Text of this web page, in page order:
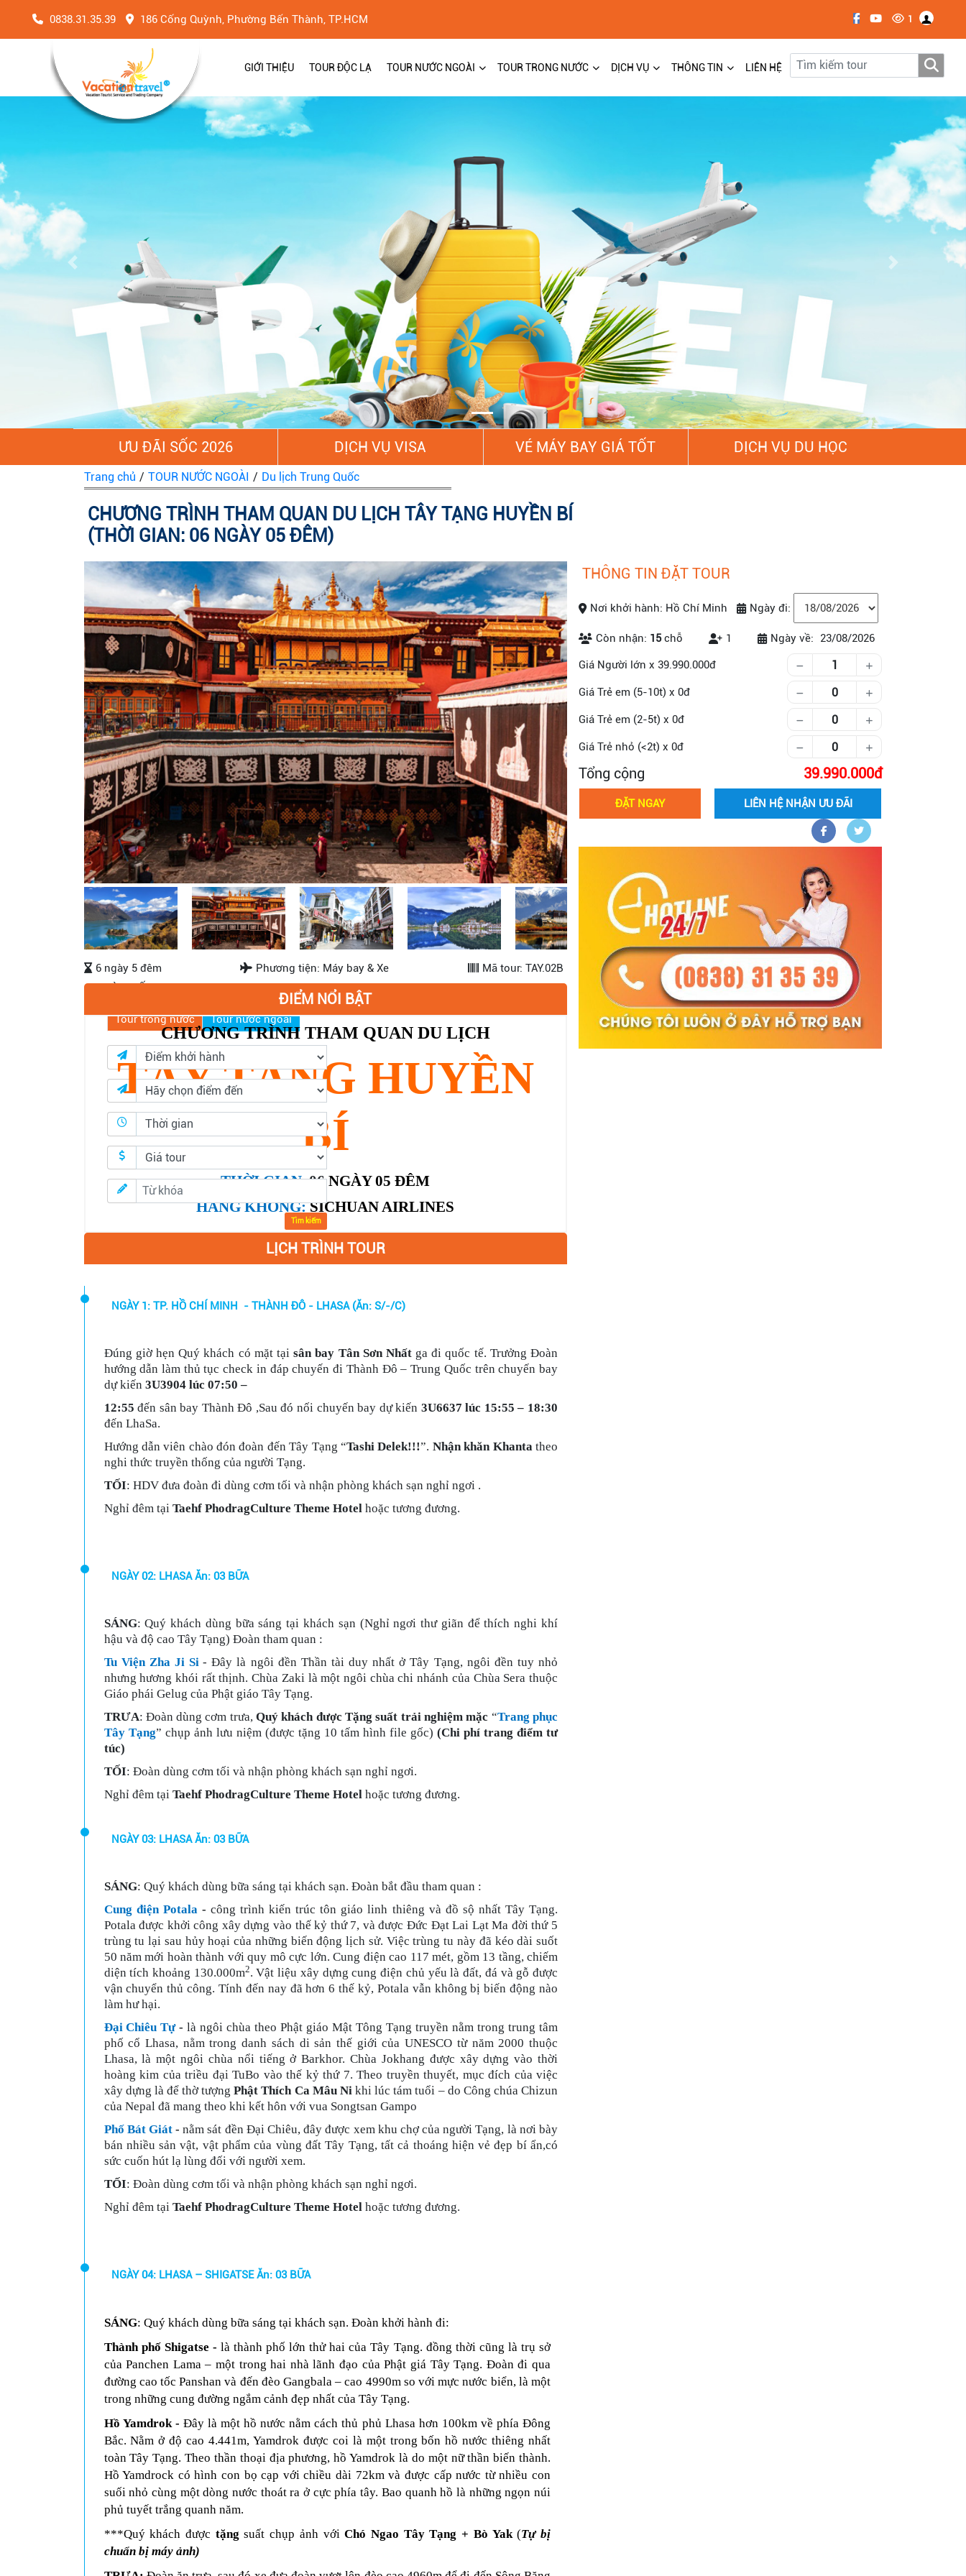
0838.31.35.39 186 Cống Quỳnh, Phường Bến Thành, TP.HCM 1
GIỚI THIỆU TOUR ĐỘC LẠ TOUR NƯỚC NGOÀI TOUR TRONG NƯỚC DỊCH VỤ THÔNG TIN LIÊN HỆ
Previous Next
Tour trong nước Tour nước ngoài
Tìm kiếm
ƯU ĐÃI SỐC 2026 DỊCH VỤ VISA VÉ MÁY BAY GIÁ TỐT DỊCH VỤ DU HỌC
Trang chủ / TOUR NƯỚC NGOÀI / Du lịch Trung Quốc
CHƯƠNG TRÌNH THAM QUAN DU LỊCH TÂY TẠNG HUYỀN BÍ
(THỜI GIAN: 06 NGÀY 05 ĐÊM)
6 ngày 5 đêm Phương tiện: Máy bay & Xe Mã tour: TAY.02B
ĐIỂM NỔI BẬT
CHƯƠNG TRÌNH THAM QUAN DU LỊCH
TÂY TẠNG HUYỀN
BÍ
THỜI GIAN:06NGÀY 05 ĐÊM
HÀNG KHÔNG:SICHUAN AIRLINES
LỊCH TRÌNH TOUR
NGÀY 1: TP. HỒ CHÍ MINH - THÀNH ĐÔ - LHASA (Ăn: S/-/C)
Đúng giờ hẹn Quý khách có mặt tạisân bay Tân Sơn Nhấtga đi quốc tế. Trưởng Đoàn
hướng dẫn làm thủ tục check in đáp chuyến đi Thành Đô – Trung Quốc trên chuyến bay
dự kiến 3U3904 lúc 07:50 –
12:55đến sân bay Thành Đô ,Sau đó nối chuyến bay dự kiến 3U6637 lúc 15:55 – 18:30
đến LhaSa.
Hướng dẫn viên chào đón đoàn đến Tây Tạng “Tashi Delek!!!”. Nhận khăn Khantatheo
nghi thức truyền thống của người Tạng.
TỐI: HDV đưa đoàn đi dùng cơm tối và nhận phòng khách sạn nghỉ ngơi .
Nghỉ đêm tại Taehf PhodragCulture Theme Hotelhoặc tương đương.
NGÀY 02: LHASA Ăn: 03 BỮA
SÁNG: Quý khách dùng bữa sáng tại khách sạn (Nghỉ ngơi thư giãn để thích nghi khí
hậu và độ cao Tây Tạng) Đoàn tham quan :
Tu Viện Zha Ji Si - Đây là ngôi đền Thần tài duy nhất ở Tây Tạng, ngôi đền tuy nhỏ
nhưng hương khói rất thịnh. Chùa Zaki là một ngôi chùa chi nhánh của Chùa Sera thuộc
Giáo phái Gelug của Phật giáo Tây Tạng.
TRƯA: Đoàn dùng cơm trưa,Quý khách được Tặng suất trải nghiệm mặc “Trang phục
Tây Tạng” chụp ảnh lưu niệm (được tặng 10 tấm hình file gốc) (Chi phí trang điểm tư
túc)
TỐI: Đoàn dùng cơm tối và nhận phòng khách sạn nghỉ ngơi.
Nghỉ đêm tại Taehf PhodragCulture Theme Hotelhoặc tương đương.
NGÀY 03: LHASA Ăn: 03 BỮA
SÁNG: Quý khách dùng bữa sáng tại khách sạn. Đoàn bắt đầu tham quan :
Cung điện Potala - công trình kiến trúc tôn giáo linh thiêng và đồ sộ nhất Tây Tạng.
Potala được khởi công xây dựng vào thế kỷ thứ 7, và được Đức Đạt Lai Lạt Ma đời thứ 5
trùng tu lại sau hủy hoại của những biến động lịch sử. Việc trùng tu này đã kéo dài suốt
50 năm mới hoàn thành với quy mô cực lớn. Cung điện cao 117 mét, gồm 13 tầng, chiếm
diện tích khoảng 130.000m2. Vật liệu xây dựng cung điện chủ yếu là đất, đá và gỗ được
vận chuyển thủ công. Tính đến nay đã hơn 6 thế kỷ, Potala vẫn không bị biến động nào
làm hư hại.
Đại Chiêu Tự- là ngôi chùa theo Phật giáo Mật Tông Tạng truyền nằm trong trung tâm
phố cổ Lhasa, nằm trong danh sách di sản thế giới của UNESCO từ năm 2000 thuộc
Lhasa, là một ngôi chùa nổi tiếng ở Barkhor. Chùa Jokhang được xây dựng vào thời
hoàng kim của triều đại TuBo vào thế kỷ thứ 7. Theo truyền thuyết, mục đích của việc
xây dựng là để thờ tượngPhật Thích Ca Mâu Nikhi lúc tám tuổi – do Công chúa Chizun
của Nepal đã mang theo khi kết hôn với vua Songtsan Gampo
Phố Bát Giát- nằm sát đền Đại Chiêu, đây được xem khu chợ của người Tạng, là nơi bày
bán nhiều sản vật, vật phẩm của vùng đất Tây Tạng, tất cả thoáng hiện vẻ đẹp bí ẩn,có
sức cuốn hút lạ lùng đối với người xem.
TỐI: Đoàn dùng cơm tối và nhận phòng khách sạn nghỉ ngơi.
Nghỉ đêm tại Taehf PhodragCulture Theme Hotelhoặc tương đương.
NGÀY 04: LHASA – SHIGATSE Ăn: 03 BỮA
SÁNG: Quý khách dùng bữa sáng tại khách sạn. Đoàn khởi hành đi:
Thành phố Shigatse - là thành phố lớn thử hai của Tây Tạng. đồng thời cũng là trụ sở
của Panchen Lama – một trong hai nhà lãnh đạo của Phật giá Tây Tạng. Đoàn đi qua
đường cao tốc Panshan và đến đèo Gangbala – cao 4990m so với mực nước biển, là một
trong những cung đường ngắm cảnh đẹp nhất của Tây Tạng.
Hồ Yamdrok - Đây là một hồ nước nằm cách thủ phủ Lhasa hơn 100km về phía Đông
Bắc. Nằm ở độ cao 4.441m, Yamdrok được coi là một trong bốn hồ nước thiêng nhất
toàn Tây Tạng. Theo thần thoại địa phương, hồ Yamdrok là do một nữ thần biến thành.
Hồ Yamdrock có hình con bọ cạp với chiều dài 72km và được cấp nước từ nhiều con
suối nhỏ cùng một dòng nước thoát ra ở cực phía tây. Bao quanh hồ là những ngọn núi
phủ tuyết trắng quanh năm.
***Quý khách được tặng suất chụp ảnh vớiChó Ngao Tây Tạng + Bò Yak (Tự bị
chuẩn bị máy ảnh)
THÔNG TIN ĐẶT TOUR
Nơi khởi hành: Hồ Chí Minh Ngày đi:
Còn nhận: 15chỗ
Số lượng khách
1 Ngày về: 23/08/2026
Giá Người lớn x 39.990.000
Giá Trẻ em (5-10t) x0
Giá Trẻ em (2-5t) x0
Giá Trẻ nhỏ (<2t) x0
Tổng cộng 39.990.000